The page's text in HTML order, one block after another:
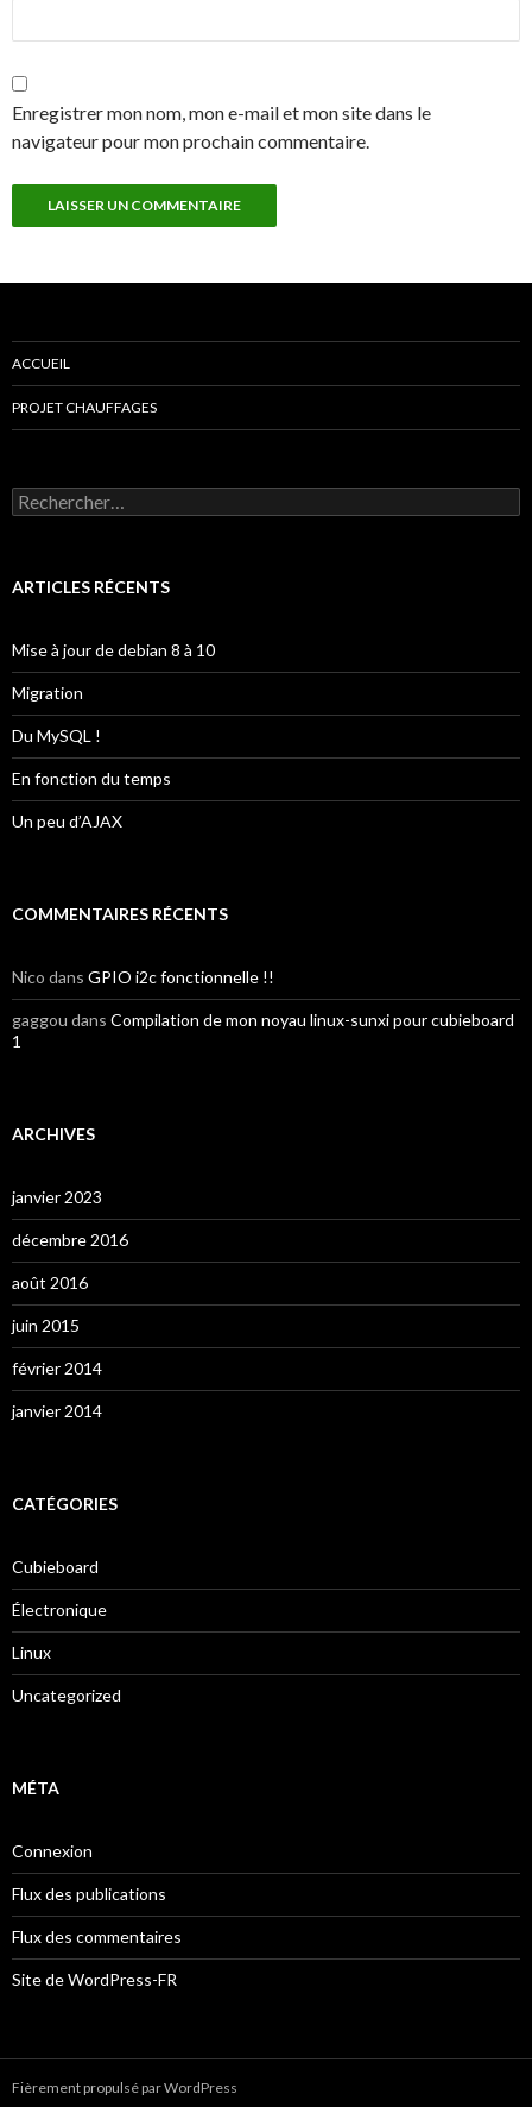
Enregistrer mon nom, mon e-mail et mon site dans le
navigateur pour mon prochain commentaire.
ACCUEIL
PROJET CHAUFFAGES
Rechercher :
ARTICLES RÉCENTS
Mise à jour de debian 8 à 10
Migration
Du MySQL !
En fonction du temps
Un peu d’AJAX
COMMENTAIRES RÉCENTS
Nico dans GPIO i2c fonctionnelle !!
gaggou dans Compilation de mon noyau linux-sunxi pour cubieboard
1
ARCHIVES
janvier 2023
décembre 2016
août 2016
juin 2015
février 2014
janvier 2014
CATÉGORIES
Cubieboard
Électronique
Linux
Uncategorized
MÉTA
Connexion
Flux des publications
Flux des commentaires
Site de WordPress-FR
Fièrement propulsé par WordPress